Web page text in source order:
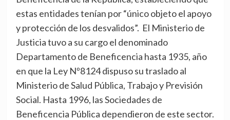
estas entidades tenían por “único objeto el apoyo
y protección de los desvalidos”. El Ministerio de
Justicia tuvo a su cargo el denominado
Departamento de Beneficencia hasta 1935, año
en que la Ley Nº8124 dispuso su traslado al
Ministerio de Salud Pública, Trabajo y Previsión
Social. Hasta 1996, las Sociedades de
Beneficencia Pública dependieron de este sector.